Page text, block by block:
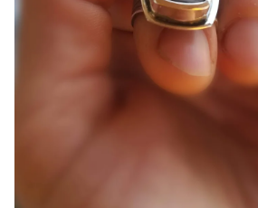
multimedia
1
en
vista
galería